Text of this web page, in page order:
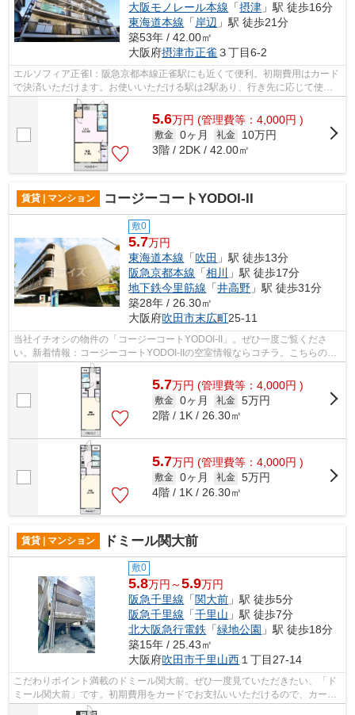
大阪モノレール本線 「摂津 」駅 徒歩16分
東海道本線 「 岸辺 」駅 徒歩21分
築53年 / 42.00㎡
大阪府摂津市正雀 ３丁目6-2
エルソフィア正雀I：阪急京都本線正雀駅にも近くて便利。初期費用はカード
で決済いただけます。お使いいただける駅は2駅あり、行き先に応じて使い
分けができます。自分好みの外観で選...
5.6万円 (管理費等：4,000円 )
敷金 0ヶ月 礼金
10万円
3階 / 2DK / 42.00㎡
賃貸 | マンション コージーコートYODOI-II
敷0
5.7万円
東海道本線 「吹田 」駅 徒歩13分
阪急京都本線 「相川
」駅 徒歩17分
地下鉄今里筋線 「井高野 」駅 徒歩31分
築28年 / 26.30㎡
大阪府吹田市末広町25-11
当社イチオシの物件の「コージーコートYODOI-II」。ぜひ一度ご覧くださ
い。新着情報：コージーコートYODOI-IIの空室情報ならコチラ。こちらの物
件はマンションです。遮音性が高く静か...
5.7万円 (管理費等：4,000円 )
敷金 0ヶ月 礼金 5万円
2階 / 1K / 26.30㎡
5.7万円 (管理費等：4,000円 )
敷金 0ヶ月 礼金 5万円
4階 / 1K / 26.30㎡
賃貸 | マンション ドミール関大前
敷0
5.8万円～5.9万円
阪急千里線 「関大前 」駅 徒歩5分
阪急千里線 「千里山 」駅 徒歩7分
北大阪急行電鉄 「緑地公園 」駅 徒歩18分
築15年 / 25.43㎡
大阪府吹田市千里山西１丁目27-14
こだわりポイント満載のドミール関大前。ぜひ一度見ていただきたい、「ド
ミール関大前」です。初期費用をカードでお支払いいただけるので、カード
で決済したい方にもおすすめです。遮...